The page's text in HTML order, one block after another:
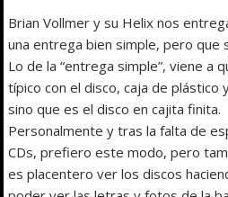
Brian Vollmer y su Helix nos
una entrega bien simple, pero que
Lo de la “entrega simple”, viene a
típico con el disco, caja de
sino que es el disco en cajita finita.
Personalmente y tras la falta de
CDs, prefiero este modo, pero
es placentero ver los discos